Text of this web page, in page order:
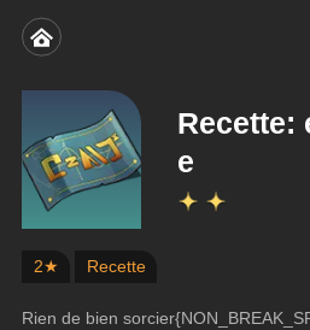
Recette:
e
2★ Recette
Rien de bien